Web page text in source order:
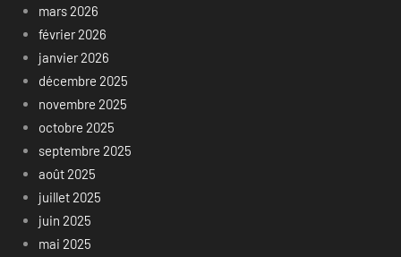
mars 2026
février 2026
janvier 2026
décembre 2025
novembre 2025
octobre 2025
septembre 2025
août 2025
juillet 2025
juin 2025
mai 2025